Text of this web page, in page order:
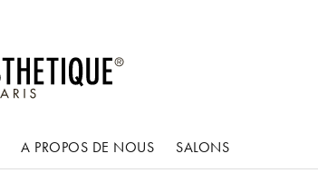
A PROPOS DE NOUS SALONS